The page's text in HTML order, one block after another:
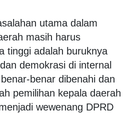
utama dalam
masih harus
tinggi adalah buruknya
demokrasi di internal
benar dibenahi dan
pemilihan kepala daerah
wewenang DPRD